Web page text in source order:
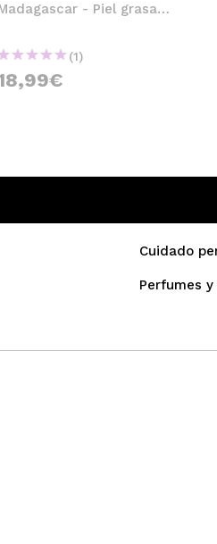
- Piel grasa
(1)
Cuidado
Perfumes